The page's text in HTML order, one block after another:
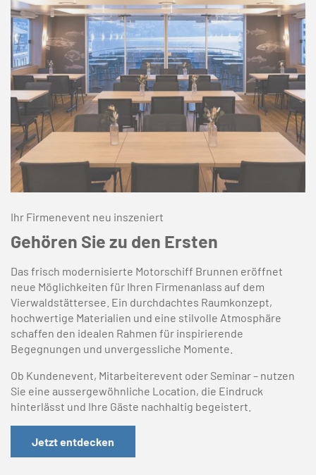
Ihr Firmenevent neu inszeniert
Gehören Sie zu den Ersten
Das frisch modernisierte Motorschiff Brunnen eröffnet
neue Möglichkeiten für Ihren Firmenanlass auf dem
Vierwaldstättersee. Ein durchdachtes Raumkonzept,
hochwertige Materialien und eine stilvolle Atmosphäre
schaffen den idealen Rahmen für inspirierende
Begegnungen und unvergessliche Momente.
Ob Kundenevent, Mitarbeiterevent oder Seminar – nutzen
Sie eine aussergewöhnliche Location, die Eindruck
hinterlässt und Ihre Gäste nachhaltig begeistert.
Jetzt entdecken